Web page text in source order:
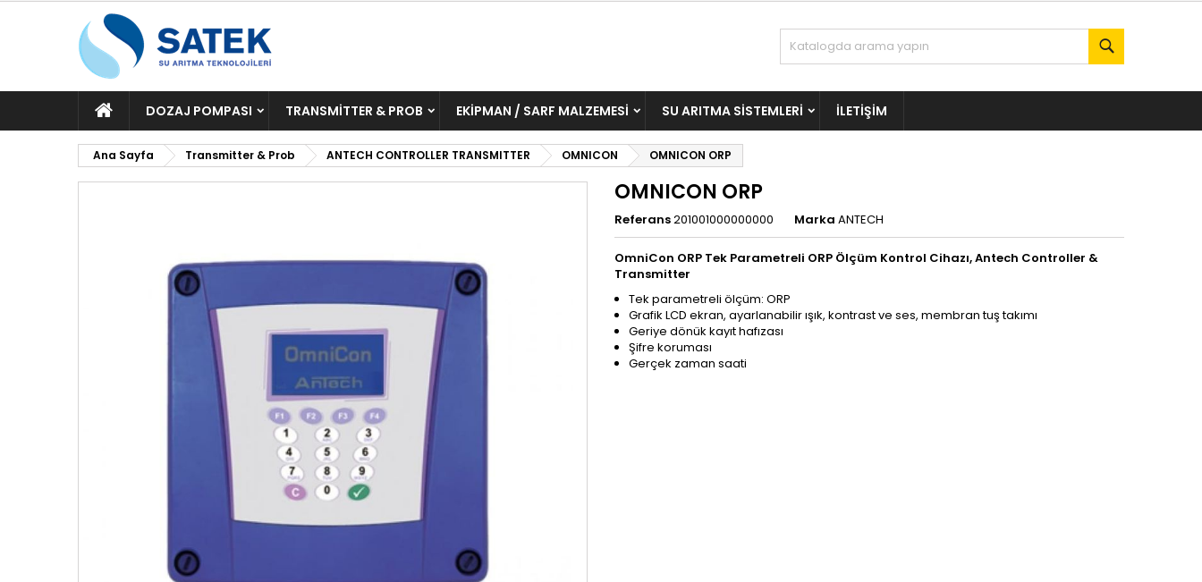
ANA
SAYFA
DOZAJ POMPASI TRANSMITTER & PROB EKIPMAN / SARF MALZEMESI SU ARITMA SISTEMLERI İLETIŞIM
Ana Sayfa Transmitter & Prob ANTECH CONTROLLER TRANSMITTER OMNICON OMNICON ORP
OMNICON ORP
Referans201001000000000 Marka ANTECH
OmniCon ORP Tek Parametreli ORP Ölçüm Kontrol Cihazı, Antech Controller &
Transmitter
Tek parametreli ölçüm: ORP
Grafik LCD ekran, ayarlanabilir ışık, kontrast ve ses, membran tuş takımı
Geriye dönük kayıt hafızası
Şifre koruması
Gerçek zaman saati